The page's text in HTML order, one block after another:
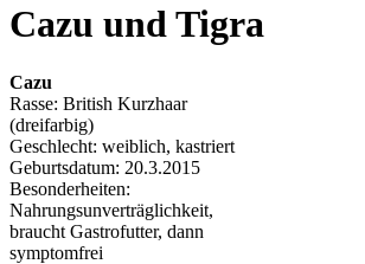
Cazu und Tigra
Cazu
Rasse: British Kurzhaar
(dreifarbig)
Geschlecht: weiblich, kastriert
Geburtsdatum: 20.3.2015
Besonderheiten:
Nahrungsunverträglichkeit,
braucht Gastrofutter, dann
symptomfrei